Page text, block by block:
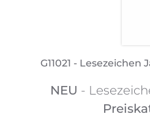
G11021 - Lesezeichen
NEU -